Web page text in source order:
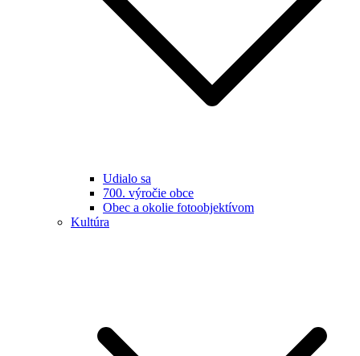
Udialo sa
700. výročie obce
Obec a okolie fotoobjektívom
Kultúra